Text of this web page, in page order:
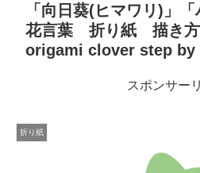
「向日葵(ヒマワリ)」「
花言葉 折り紙 描き
origami clover step by
スポンサー
折り紙